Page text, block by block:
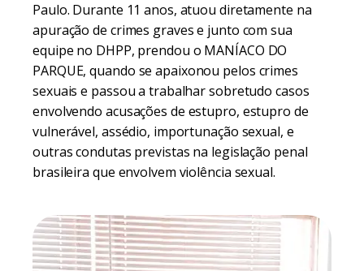
Paulo. Durante 11 anos, atuou diretamente na
apuração de crimes graves e junto com sua
equipe no DHPP, prendou o MANÍACO DO
PARQUE, quando se apaixonou pelos crimes
sexuais e passou a trabalhar sobretudo casos
envolvendo acusações de estupro, estupro de
vulnerável, assédio, importunação sexual, e
outras condutas previstas na legislação penal
brasileira que envolvem violência sexual.